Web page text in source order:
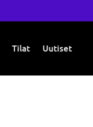
Tilat Uutiset